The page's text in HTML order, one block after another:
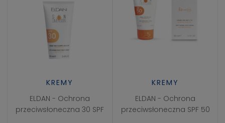
KREMY
ELDAN - Ochrona
przeciwsłoneczna 30 SPF
KREMY
ELDAN - Ochrona
przeciwsłoneczna SPF 50